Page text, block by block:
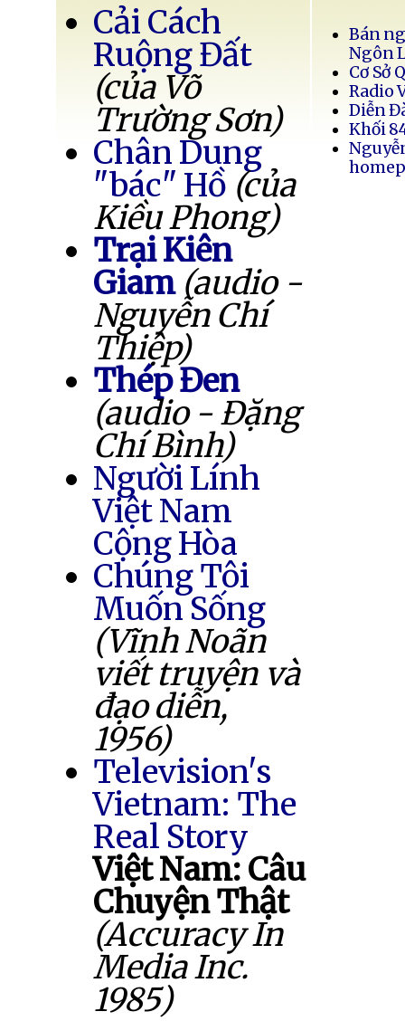
Cải Cách
Ruộng Đất
(của Võ
Trường Sơn)
Chân Dung
"bác" Hồ (của
Kiều Phong)
Trại Kiên
Giam (audio -
Nguyễn Chí
Thiệp)
Thép Đen
(audio - Đặng
Chí Bình)
Người Lính
Việt Nam
Cộng Hòa
Chúng Tôi
Muốn Sống
(Vĩnh Noãn
viết truyện và
đạo diễn,
1956)
Television's
Vietnam: The
Real Story
Việt Nam: Câu
Chuyện Thật
(Accuracy In
Media Inc.
1985)
Bán
Ngôn
Cơ Sở
Radio
Diễn
Khối